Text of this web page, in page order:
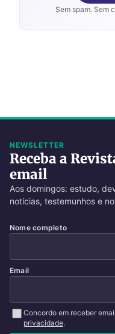
Sem spam. Sem
NEWSLETTER
Receba a
email
Aos domingos: estudo,
notícias, testemunhos e
Nome completo
Email
Concordo em receber
privacidade.